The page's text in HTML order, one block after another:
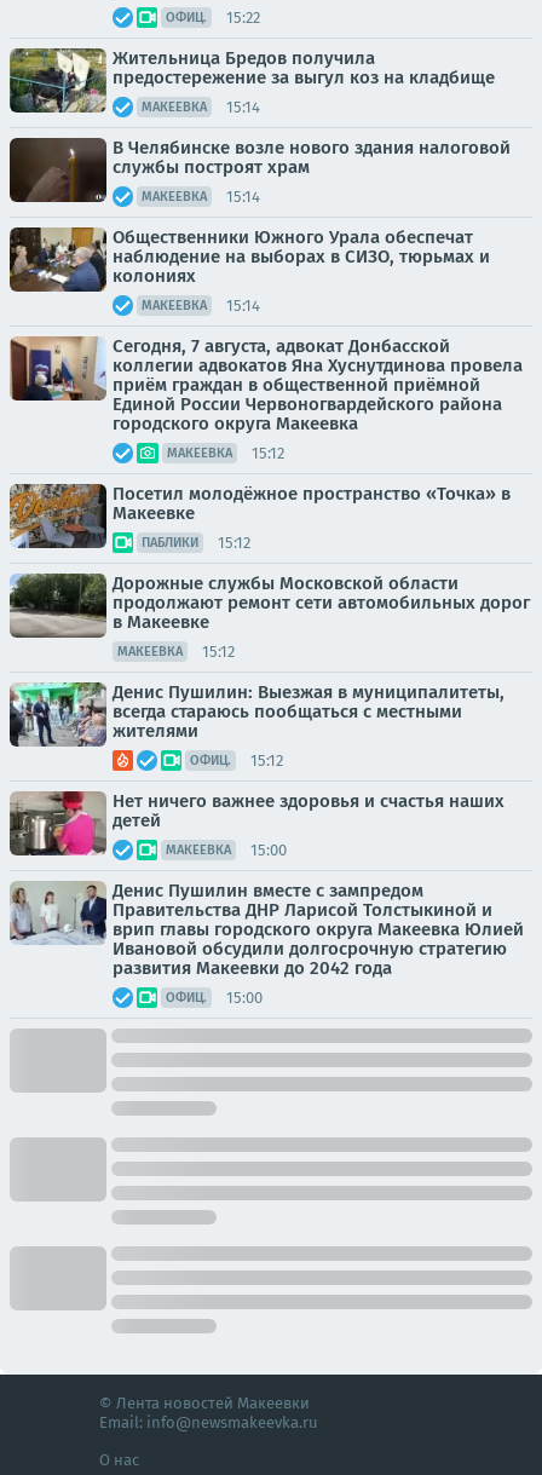
ОФИЦ. 15:22
Жительница Бредов получила
предостережение за выгул коз на кладбище
МАКЕЕВКА 15:14
В Челябинске возле нового здания налоговой
службы построят храм
МАКЕЕВКА 15:14
Общественники Южного Урала обеспечат
наблюдение на выборах в СИЗО, тюрьмах и
колониях
МАКЕЕВКА 15:14
Сегодня, 7 августа, адвокат Донбасской
коллегии адвокатов Яна Хуснутдинова провела
приём граждан в общественной приёмной
Единой России Червоногвардейского района
городского округа Макеевка
МАКЕЕВКА 15:12
Посетил молодёжное пространство «Точка» в
Макеевке
ПАБЛИКИ 15:12
Дорожные службы Московской области
продолжают ремонт сети автомобильных дорог
в Макеевке
МАКЕЕВКА 15:12
Денис Пушилин: Выезжая в муниципалитеты,
всегда стараюсь пообщаться с местными
жителями
ОФИЦ. 15:12
Нет ничего важнее здоровья и счастья наших
детей
МАКЕЕВКА 15:00
Денис Пушилин вместе с зампредом
Правительства ДНР Ларисой Толстыкиной и
врип главы городского округа Макеевка Юлией
Ивановой обсудили долгосрочную стратегию
развития Макеевки до 2042 года
ОФИЦ. 15:00
© Лента новостей Макеевки
Email: info@newsmakeevka.ru
О нас